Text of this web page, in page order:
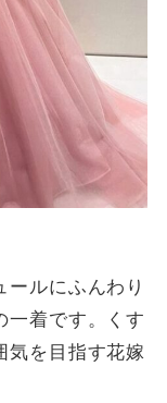
ールにふんわり
一着です。くす
気を目指す花嫁